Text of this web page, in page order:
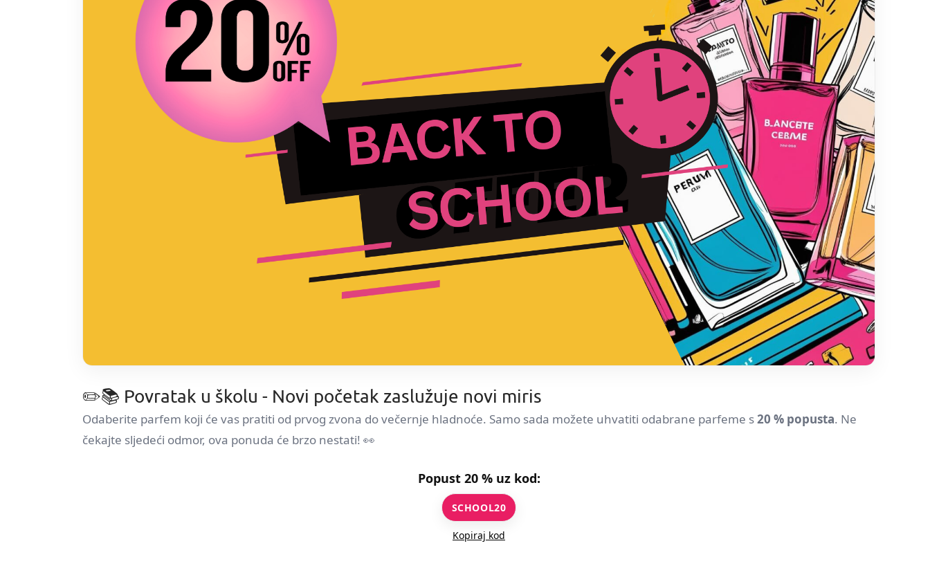
✏️📚 Povratak u školu - Novi početak zaslužuje novi miris
Odaberite parfem koji će vas pratiti od prvog zvona do večernje hladnoće. Samo sada možete uhvatiti odabrane parfeme s20 % popusta. Ne
čekajte sljedeći odmor, ova ponuda će brzo nestati! 👀
Popust 20 % uz kod:
SCHOOL20
Kopiraj kod